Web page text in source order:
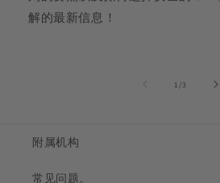
解的最新信息！
1 /的...
3
附属机构
常见问题。